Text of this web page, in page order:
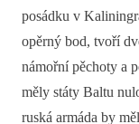
posádku v
opěrný bod, tvoří
námořní pěchoty a
měly státy Baltu
ruská armáda by